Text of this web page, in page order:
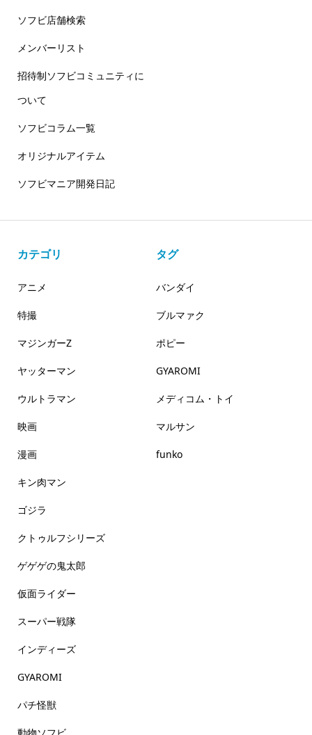
ソフビ店舗検索
メンバーリスト
招待制ソフビコミュニティに
ついて
ソフビコラム一覧
オリジナルアイテム
ソフビマニア開発日記
カテゴリ
アニメ
特撮
マジンガーZ
ヤッターマン
ウルトラマン
映画
漫画
キン肉マン
ゴジラ
クトゥルフシリーズ
ゲゲゲの鬼太郎
仮面ライダー
スーパー戦隊
インディーズ
GYAROMI
パチ怪獣
タグ
バンダイ
ブルマァク
ポピー
GYAROMI
メディコム・トイ
マルサン
funko